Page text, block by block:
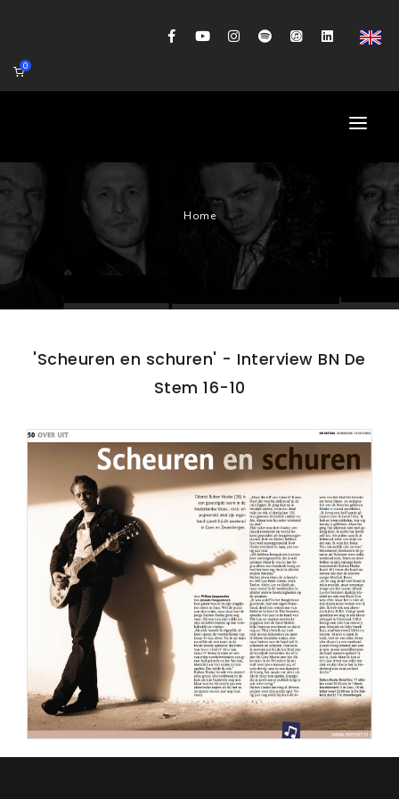
0
BIOGRAFIE
GITAARWORKSHOP
COLUMNS
MEDIA
NIEUWS
GEAR
PRESSKIT
CONTACT
Home
'Scheuren en schuren' - Interview BN De
Stem 16-10